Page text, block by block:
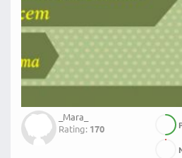
_Mara_
Rating: 170